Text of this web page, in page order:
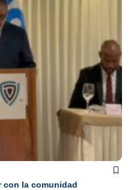
con la comunidad